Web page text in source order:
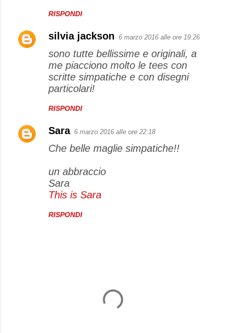
RISPONDI
silvia jackson 6 marzo 2016 alle ore 19:26
sono tutte bellissime e originali, a
me piacciono molto le tees con
scritte simpatiche e con disegni
particolari!
RISPONDI
Sara 6 marzo 2016 alle ore 22:18
Che belle maglie simpatiche!!
un abbraccio
Sara
This is Sara
RISPONDI